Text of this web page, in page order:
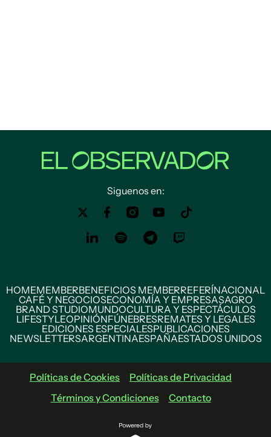
Siguenos en:
HOMEMEMBERBENEFICIOS MEMBERREFERÍNACIONAL
CAFÉ Y NEGOCIOSECONOMÍA Y EMPRESASAGRO
BRAND STUDIOMUNDOCULTURA Y ESPECTÁCULOS
LIFESTYLEOPINIÓNFÚNEBRESREMATES Y LEGALES
EDICIONES ESPECIALESPUBLICACIONES
NEWSLETTERSARGENTINAESPAÑAESTADOS UNIDOS
Políticas de Cookies
Políticas de Privacidad
Términos y Condiciones
Contacto